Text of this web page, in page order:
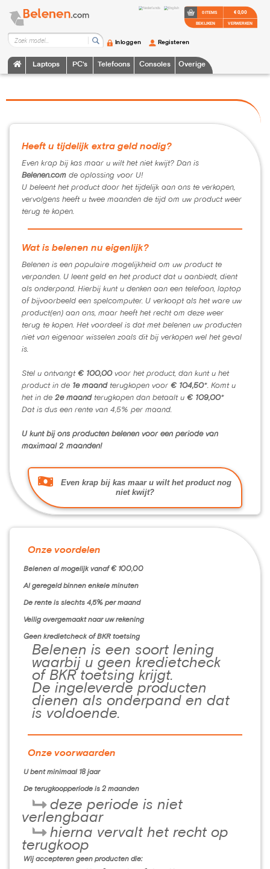
Laptops PC's Telefoons Consoles Overige
Inloggen Registeren
0 ITEMS
BEKIJKEN
€ 0,00
VERWERKEN
Heeft u tijdelijk extra geld nodig?
Even krap bij kas maar u wilt het niet kwijt? Dan is
Belenen.com de oplossing voor U!
U beleent het product door het tijdelijk aan ons te verkopen,
vervolgens heeft u twee maanden de tijd om uw product weer
terug te kopen.
Wat is belenen nu eigenlijk?
Belenen is een populaire mogelijkheid om uw product te
verpanden. U leent geld en het product dat u aanbiedt, dient
als onderpand. Hierbij kunt u denken aan een telefoon, laptop
of bijvoorbeeld een spelcomputer. U verkoopt als het ware uw
product(en) aan ons, maar heeft het recht om deze weer
terug te kopen. Het voordeel is dat met belenen uw producten
niet van eigenaar wisselen zoals dit bij verkopen wel het geval
is.
Stel u ontvangt € 100,00voor het product, dan kunt u het
product in de 1e maandterugkopen voor € 104,50*. Komt u
het in de 2e maandterugkopen dan betaalt u € 109,00*
Dat is dus een rente van 4,5% per maand.
U kunt bij ons producten belenen voor een periode van
maximaal 2 maanden!
Even krap bij kas maar u wilt het product nog
niet kwijt?
Onze voordelen
Belenen al mogelijk vanaf € 100,00
Al geregeld binnen enkele minuten
De rente is slechts 4,5% per maand
Veilig overgemaakt naar uw rekening
Geen kredietcheck of BKR toetsing
Belenen is een soort lening
waarbij u geen kredietcheck
of BKR toetsing krijgt.
De ingeleverde producten
dienen als onderpand en dat
is voldoende.
Onze voorwaarden
U bent minimaal 18 jaar
De terugkoopperiode is 2 maanden
deze periode is niet
verlengbaar
hierna vervalt het recht op
terugkoop
Wij accepteren geen producten die: